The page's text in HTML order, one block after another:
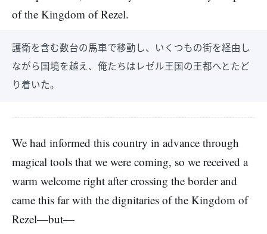
of the Kingdom of Rezel.
護衛を含む数台の馬車で移動し、いくつもの街を経由し
ながら国境を越え、俺たちはレゼル王国の王都へとたど
り着いた。
We had informed this country in advance through
magical tools that we were coming, so we received a
warm welcome right after crossing the border and
came this far with the dignitaries of the Kingdom of
Rezel—but—